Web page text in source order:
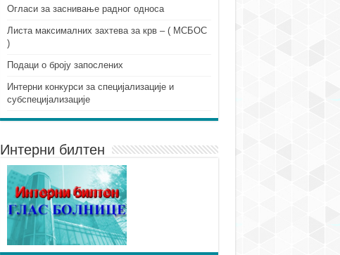
Огласи за заснивање радног односа
Листа максималних захтева за крв – ( МСБОС
)
Подаци о броју запослених
Интерни конкурси за специјализације и
субспецијализације
Интерни билтен